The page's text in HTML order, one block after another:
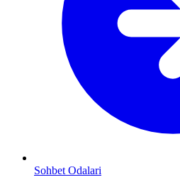
Sohbet Odalari